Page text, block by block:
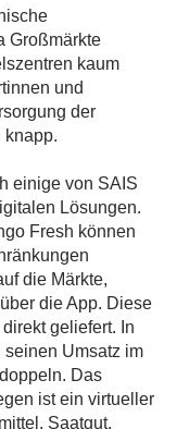
Großmärkte
kaum
und
der
knapp.
einige von SAIS
Lösungen.
Fresh können
die Märkte,
die App. Diese
geliefert. In
Umsatz im
Das
ist ein virtueller
Saatgut,